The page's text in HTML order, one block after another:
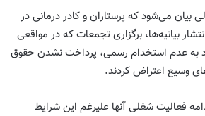
بیان می‌شود که پرستاران و کادر درمانی در
بیانیه‌ها، برگزاری تجمعات که در مواقعی
به عدم استخدام رسمی، پرداخت نشدن حقوق
وسیع اعتراض کردند.
فعالیت شغلی آنها علیرغم این شرایط